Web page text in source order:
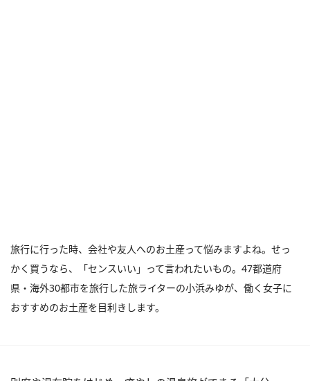
旅行に行った時、会社や友人へのお土産って悩みますよね。せっ
かく買うなら、「センスいい」って言われたいもの。47都道府
県・海外30都市を旅行した旅ライターの小浜みゆが、働く女子に
おすすめのお土産を目利きします。